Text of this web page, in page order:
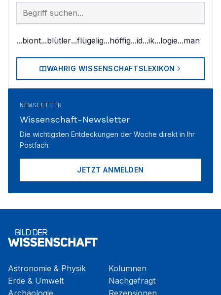
Begriff im Lexikon suchen
...biont...blütler...flügelig...höffig...id...ik...logie...man
WAHRIG WISSENSCHAFTSLEXIKON
NEWSLETTER
Wissenschaft-Newsletter
Die wichtigsten Entdeckungen der Woche direkt in Ihr
Postfach.
JETZT ANMELDEN
Astronomie & Physik
Erde & Umwelt
Archäologie
Kolumnen
Nachgefragt
Rezensionen